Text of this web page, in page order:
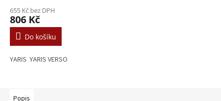
655 Kč bez DPH
806 Kč
Do košíku
YARIS YARIS VERSO
Popis